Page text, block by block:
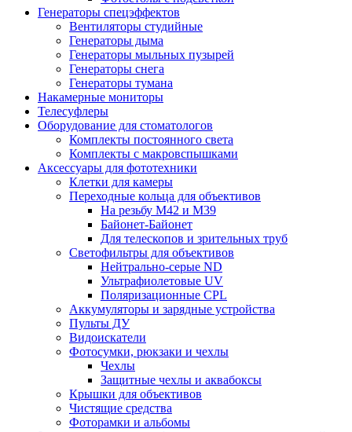
Генераторы спецэффектов
Вентиляторы студийные
Генераторы дыма
Генераторы мыльных пузырей
Генераторы снега
Генераторы тумана
Накамерные мониторы
Телесуфлеры
Оборудование для стоматологов
Комплекты постоянного света
Комплекты с макровспышками
Аксессуары для фототехники
Клетки для камеры
Переходные кольца для объективов
На резьбу М42 и М39
Байонет-Байонет
Для телескопов и зрительных труб
Светофильтры для объективов
Нейтрально-серые ND
Ультрафиолетовые UV
Поляризационные CPL
Аккумуляторы и зарядные устройства
Пульты ДУ
Видоискатели
Фотосумки, рюкзаки и чехлы
Чехлы
Защитные чехлы и аквабоксы
Крышки для объективов
Чистящие средства
Фоторамки и альбомы